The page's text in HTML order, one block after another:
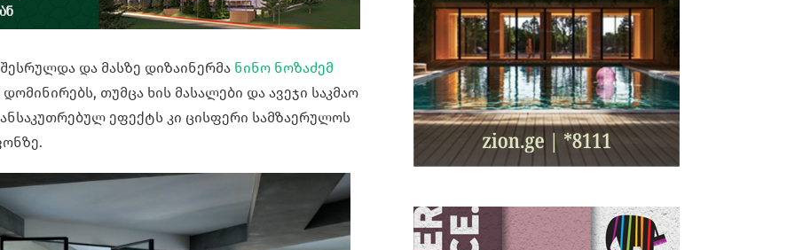
და მასზე დიზაინერმა ნინო ნოზაძემ
თუმცა ხის მასალები და ავეჯი საკმაო
ეფექტს კი ცისფერი სამზაერულოს